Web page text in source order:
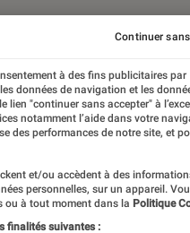
à des fins publicitaires par
données de navigation et les
lien "continuer sans accepter" à
notamment l’aide dans votre
des performances de notre site, et
et/ou accèdent à des
personnelles, sur un appareil.
ou à tout moment dans la Politique
finalités suivantes :
Continuer